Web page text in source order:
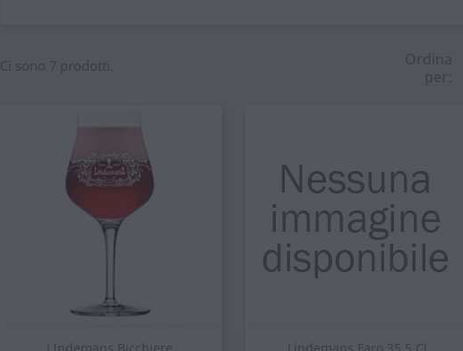
Ci sono 7 prodotti.
Ordina
per:
Anteprima Anteprima